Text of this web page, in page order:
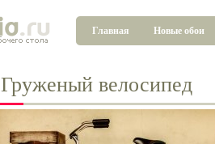
Главная Новые обои
Груженый велосипед